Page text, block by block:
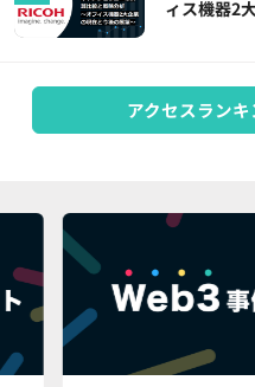
ィス機器2
アクセスラン